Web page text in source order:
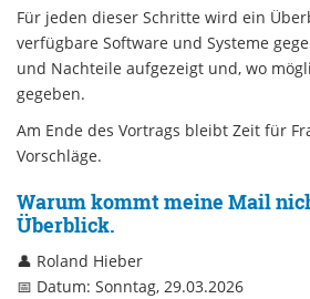
Für jeden dieser Schritte wird ein
verfügbare Software und Systeme
und Nachteile aufgezeigt und, wo
gegeben.
Am Ende des Vortrags bleibt Zeit für
Vorschläge.
Warum kommt meine Mail
Überblick.
👤 Roland Hieber
📅 Datum: Sonntag, 29.03.2026